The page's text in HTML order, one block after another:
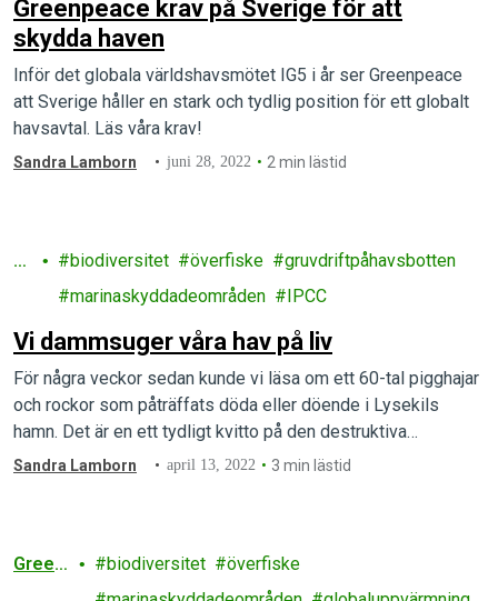
Greenpeace krav på Sverige för att
skydda haven
Inför det globala världshavsmötet IG5 i år ser Greenpeace
att Sverige håller en stark och tydlig position för ett globalt
havsavtal. Läs våra krav!
Sandra Lamborn juni 28, 2022 2 min lästid
H
biodiversitet överfiske
gruvdriftpåhavsbotten
marinaskyddadeområden
IPCC
Vi dammsuger våra hav på liv
För några veckor sedan kunde vi läsa om ett 60-tal pigghajar
och rockor som påträffats döda eller döende i Lysekils
hamn. Det är en ett tydligt kvitto på den destruktiva…
Sandra Lamborn april 13, 2022 3 min lästid
Green
biodiversitet
överfiske